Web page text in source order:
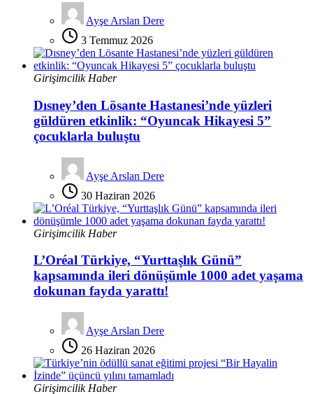
Ayşe Arslan Dere
3 Temmuz 2026
Girişimcilik Haber
Dısney’den Lösante Hastanesi’nde yüzleri
güldüren etkinlik: “Oyuncak Hikayesi 5”
çocuklarla buluştu
Ayşe Arslan Dere
30 Haziran 2026
Girişimcilik Haber
L’Oréal Türkiye, “Yurttaşlık Günü”
kapsamında ileri dönüşümle 1000 adet yaşama
dokunan fayda yarattı!
Ayşe Arslan Dere
26 Haziran 2026
Girişimcilik Haber